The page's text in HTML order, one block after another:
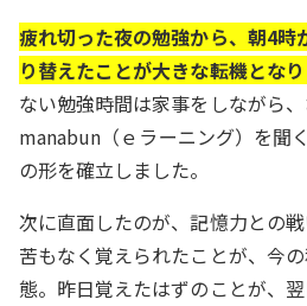
疲れ切った夜の勉強から、朝4時
り替えたことが大きな転機となり
ない勉強時間は家事をしながら
manabun（ｅラーニング）を聞
の形を確立しました。
次に直面したのが、記憶力との
苦もなく覚えられたことが、今
態。昨日覚えたはずのことが、